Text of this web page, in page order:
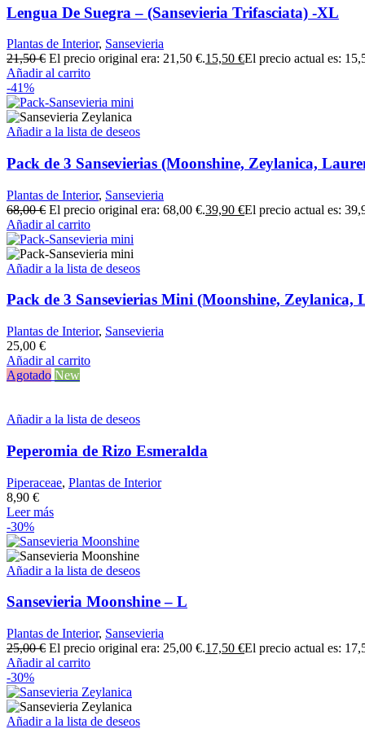
Lengua De Suegra – (Sansevieria Trifasciata) -XL
Plantas de Interior, Sansevieria
21,50€ El precio original era: 21,50 €.15,50 €El precio actual es:
Añadir al carrito
-41%
Añadir a la lista de deseos
Pack de 3 Sansevierias (Moonshine, Zeylanica,
Plantas de Interior, Sansevieria
68,00€ El precio original era: 68,00 €.39,90 €El precio actual es:
Añadir al carrito
Añadir a la lista de deseos
Pack de 3 Sansevierias Mini (Moonshine, Zeylanica,
Plantas de Interior, Sansevieria
25,00 €
Añadir al carrito
Agotado New
Añadir a la lista de deseos
Peperomia de Rizo Esmeralda
Piperaceae, Plantas de Interior
8,90 €
Leer más
-30%
Añadir a la lista de deseos
Sansevieria Moonshine – L
Plantas de Interior, Sansevieria
25,00€ El precio original era: 25,00 €.17,50 €El precio actual es:
Añadir al carrito
-30%
Añadir a la lista de deseos